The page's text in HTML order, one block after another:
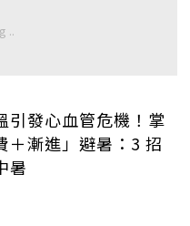
引發心血管危機！掌
＋漸進」避暑：3 招
暑